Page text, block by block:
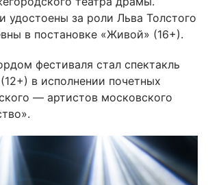
удостоены за роли Льва Толстого
в постановке «Живой» (16+).
фестиваля стал спектакль
в исполнении почетных
— артистов московского